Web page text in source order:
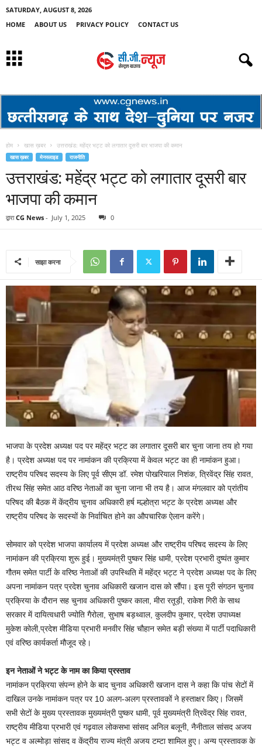
SATURDAY, AUGUST 8, 2026
HOME
ABOUT US PRIVACY POLICY CONTACT US
होम खास ख़बर उत्तराखंड: महेंद्र भट्ट को लगातार दूसरी बार भाजपा की कमान
खास ख़बर मेनस्लाइड राजनीति
उत्तराखंड: महेंद्र भट्ट को लगातार दूसरी बार
भाजपा की कमान
द्वारा CG News - July 1, 2025 0
साझा करना
भाजपा के प्रदेश अध्यक्ष पद पर महेंद्र भट्ट का लगातार दूसरी बार चुना जाना तय हो गया
है। प्रदेश अध्यक्ष पद पर नामांकन की प्रक्रिया में केवल भट्ट का ही नामांकन हुआ।
राष्ट्रीय परिषद सदस्य के लिए पूर्व सीएम डॉ. रमेश पोखरियाल निशंक, त्रिवेंद्र सिंह रावत,
तीरथ सिंह समेत आठ वरिष्ठ नेताओं का चुना जाना भी तय है। आज मंगलवार को प्रांतीय
परिषद की बैठक में केंद्रीय चुनाव अधिकारी हर्ष मल्होत्रा भट्ट के प्रदेश अध्यक्ष और
राष्ट्रीय परिषद के सदस्यों के निर्वाचित होने का औपचारिक ऐलान करेंगे।
सोमवार को प्रदेश भाजपा कार्यालय में प्रदेश अध्यक्ष और राष्ट्रीय परिषद सदस्य के लिए
नामांकन की प्रक्रिया शुरू हुई। मुख्यमंत्री पुष्कर सिंह धामी, प्रदेश प्रभारी दुष्यंत कुमार
गौतम समेत पार्टी के वरिष्ठ नेताओं की उपस्थिति में महेंद्र भट्ट ने प्रदेश अध्यक्ष पद के लिए
अपना नामांकन पत्र प्रदेश चुनाव अधिकारी खजान दास को सौंपा। इस पूरी संगठन चुनाव
प्रक्रिया के दौरान सह चुनाव अधिकारी पुष्कर काला, मीरा रतूड़ी, राकेश गिरी के साथ
सरकार में दायित्वधारी ज्योति गैरोला, सुभाष बड़थ्वाल, कुलदीप कुमार, प्रदेश उपाध्यक्ष
मुकेश कोली,प्रदेश मीडिया प्रभारी मनवीर सिंह चौहान समेत बड़ी संख्या में पार्टी पदाधिकारी
एवं वरिष्ठ कार्यकर्ता मौजूद रहे।
इन नेताओं ने भट्ट के नाम का किया प्रस्ताव
नामांकन प्रक्रिया संपन्न होने के बाद चुनाव अधिकारी खजान दास ने कहा कि पांच सेटों में
दाखिल उनके नामांकन पत्र पर 10 अलग-अलग प्रस्तावकों ने हस्ताक्षर किए। जिसमें
सभी सेटों के मुख्य प्रस्तावक मुख्यमंत्री पुष्कर धामी, पूर्व मुख्यमंत्री त्रिवेंद्र सिंह रावत,
राष्ट्रीय मीडिया प्रभारी एवं गढ़वाल लोकसभा सांसद अनिल बलूनी, नैनीताल सांसद अजय
भट्ट व अल्मोड़ा सांसद व केंद्रीय राज्य मंत्री अजय टम्टा शामिल हुए। अन्य प्रस्तावक के